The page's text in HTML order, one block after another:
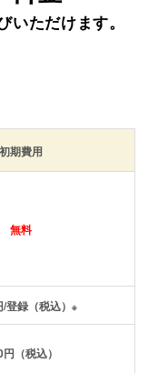
いただけます。
初期費用
無料
登録（税込） ※
（税込）